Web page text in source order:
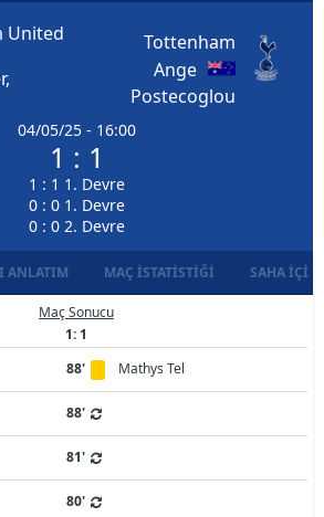
United
04/05/25 - 16:00
1 : 1
1 : 1 1. Devre
0 : 0 1. Devre
0 : 0 2. Devre
Tottenham
Ange
Postecoglou
ANLATIM MAÇ İSTATISTIĞI SAHA İÇI
Maç Sonucu
1: 1
88'
Mathys Tel
88'
81'
80'